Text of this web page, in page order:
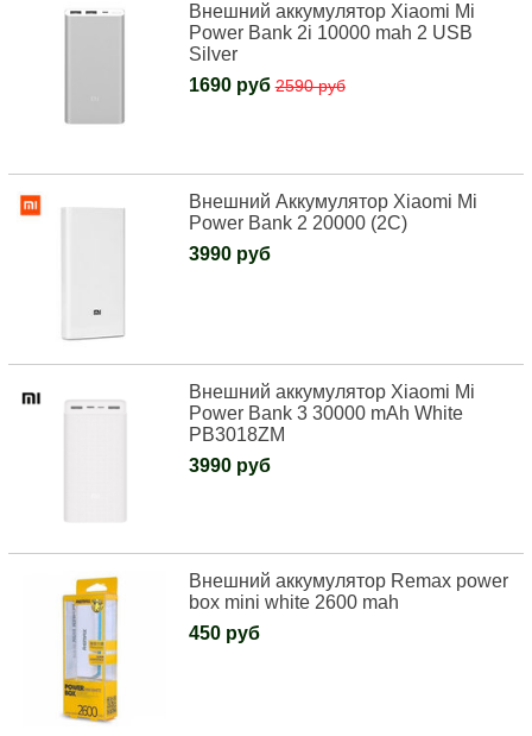
Внешний аккумулятор Xiaomi Mi
Power Bank 2i 10000 mah 2 USB
Silver
1690 руб2590 руб
Внешний Аккумулятор Xiaomi Mi
Power Bank 2 20000 (2C)
3990 руб
Внешний аккумулятор Xiaomi Mi
Power Bank 3 30000 mAh White
PB3018ZM
3990 руб
Внешний аккумулятор Remax power
box mini white 2600 mah
450 руб